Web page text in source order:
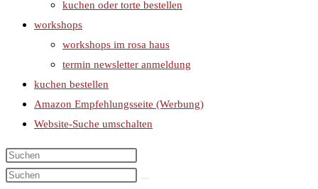
kuchen oder torte bestellen
workshops
workshops im rosa haus
termin newsletter anmeldung
kuchen bestellen
Amazon Empfehlungsseite (Werbung)
Website-Suche umschalten